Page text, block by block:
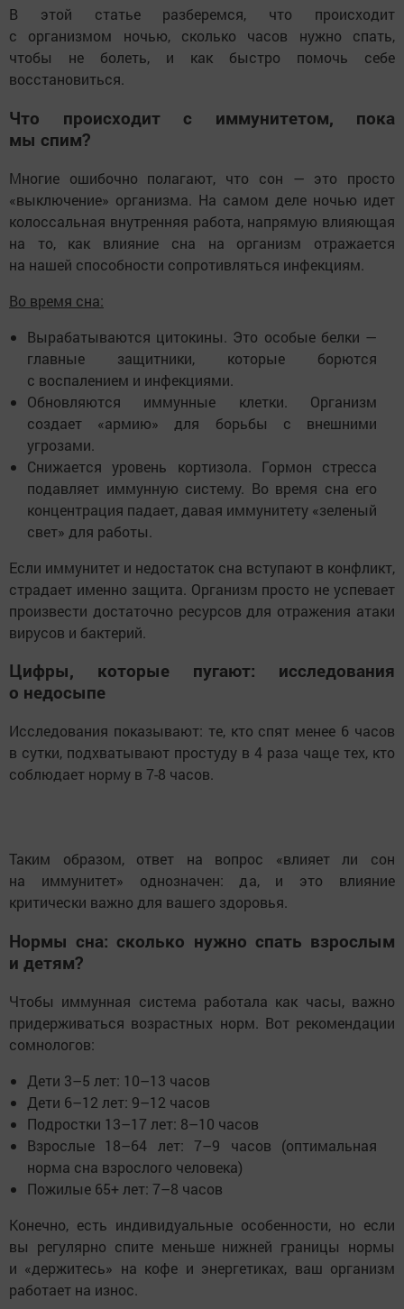
В этой статье разберемся, что происходит
с организмом ночью, сколько часов нужно спать,
чтобы не болеть, и как быстро помочь себе
восстановиться.
Что происходит с иммунитетом, пока
мы спим?
Многие ошибочно полагают, что сон — это просто
«выключение» организма. На самом деле ночью идет
колоссальная внутренняя работа, напрямую влияющая
на то, как влияние сна на организм отражается
на нашей способности сопротивляться инфекциям.
Во время сна:
Вырабатываются цитокины. Это особые белки —
главные защитники, которые борются
с воспалением и инфекциями.
Обновляются иммунные клетки. Организм
создает «армию» для борьбы с внешними
угрозами.
Снижается уровень кортизола. Гормон стресса
подавляет иммунную систему. Во время сна его
концентрация падает, давая иммунитету «зеленый
свет» для работы.
Если иммунитет и недостаток сна вступают в конфликт,
страдает именно защита. Организм просто не успевает
произвести достаточно ресурсов для отражения атаки
вирусов и бактерий.
Цифры, которые пугают: исследования
о недосыпе
Исследования показывают: те, кто спят менее 6 часов
в сутки, подхватывают простуду в 4 раза чаще тех, кто
соблюдает норму в 7-8 часов.
Таким образом, ответ на вопрос «влияет ли сон
на иммунитет» однозначен: да, и это влияние
критически важно для вашего здоровья.
Нормы сна: сколько нужно спать взрослым
и детям?
Чтобы иммунная система работала как часы, важно
придерживаться возрастных норм. Вот рекомендации
сомнологов:
Дети 3–5 лет: 10–13 часов
Дети 6–12 лет: 9–12 часов
Подростки 13–17 лет: 8–10 часов
Взрослые 18–64 лет: 7–9 часов (оптимальная
норма сна взрослого человека)
Пожилые 65+ лет: 7–8 часов
Конечно, есть индивидуальные особенности, но если
вы регулярно спите меньше нижней границы нормы
и «держитесь» на кофе и энергетиках, ваш организм
работает на износ.